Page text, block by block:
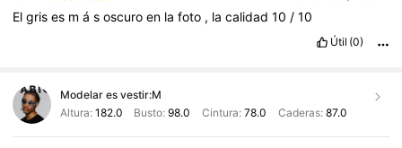
Elgrises másoscuroen lafoto , lacalidad10 /10
Útil (0)
Modelar es vestir:M
Altura: 182.0 Busto:98.0 Cintura: 78.0 Caderas: 87.0